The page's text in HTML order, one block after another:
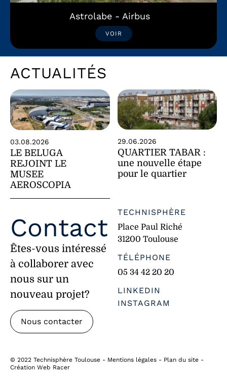
Astrolabe - Airbus
VOIR
ACTUALITÉS
03.08.2026
LE BELUGA
REJOINT LE
MUSEE
AEROSCOPIA
29.06.2026
QUARTIER TABAR :
une nouvelle étape
pour le quartier
Contact
Êtes-vous intéressé
à collaborer avec
nous sur un
nouveau projet?
Nous contacter
TECHNISPHÈRE
Place Paul Riché
31200 Toulouse
TÉLÉPHONE
05 34 42 20 20
LINKEDIN
INSTAGRAM
© 2022 Technisphère Toulouse - Mentions légales - Plan du site -
Création Web Racer